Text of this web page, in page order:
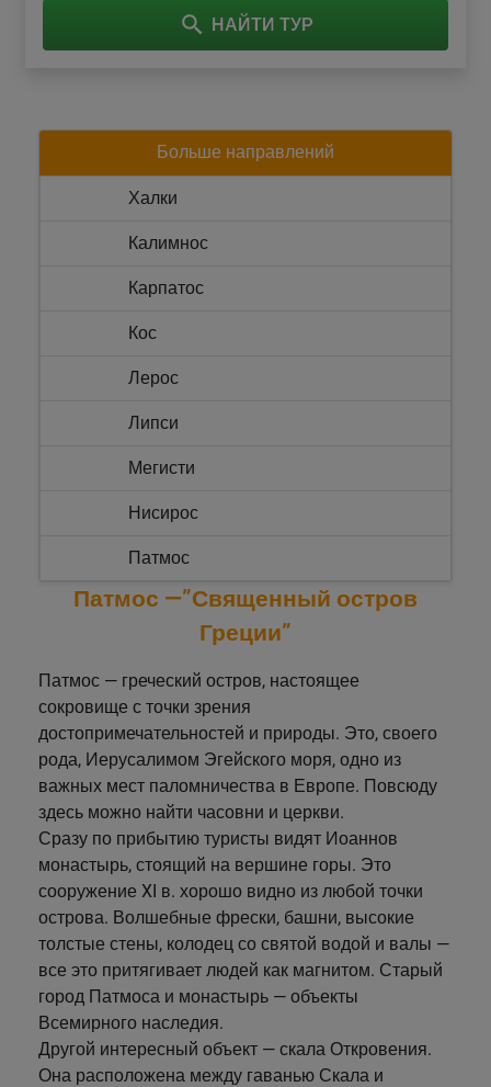
НАЙТИ ТУР
Больше направлений
Халки
Калимнос
Карпатос
Кос
Лерос
Липси
Мегисти
Нисирос
Патмос
Родос
Телендос
Тилос
Патмос —”Священный остров
Греции”
Патмос — греческий остров, настоящее
сокровище с точки зрения
достопримечательностей и природы. Это, своего
рода, Иерусалимом Эгейского моря, одно из
важных мест паломничества в Европе. Повсюду
здесь можно найти часовни и церкви.
Сразу по прибытию туристы видят Иоаннов
монастырь, стоящий на вершине горы. Это
сооружение XI в. хорошо видно из любой точки
острова. Волшебные фрески, башни, высокие
толстые стены, колодец со святой водой и валы —
все это притягивает людей как магнитом. Старый
город Патмоса и монастырь — объекты
Всемирного наследия.
Другой интересный объект — скала Откровения.
Она расположена между гаванью Скала и